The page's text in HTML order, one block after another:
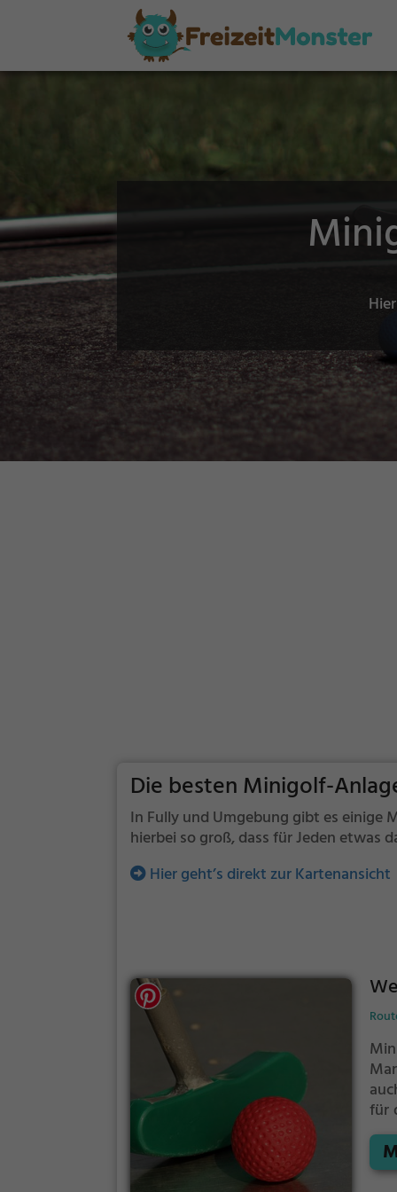
Die besten Minigolf-
In Fully und Umgebung gibt es einige
hierbei so groß, dass für Jeden etwas
Hier geht’s direkt zur Kartenansicht
für